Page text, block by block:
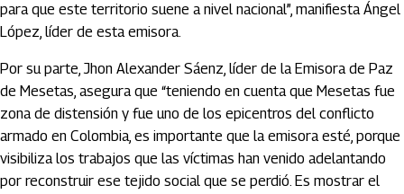
para que este territorio suene a nivel nacional”, manifiesta Ángel
López, líder de esta emisora.
Por su parte, Jhon Alexander Sáenz, líder de la Emisora de Paz
de Mesetas, asegura que “teniendo en cuenta que Mesetas fue
zona de distensión y fue uno de los epicentros del conflicto
armado en Colombia, es importante que la emisora esté, porque
visibiliza los trabajos que las víctimas han venido adelantando
por reconstruir ese tejido social que se perdió. Es mostrar el